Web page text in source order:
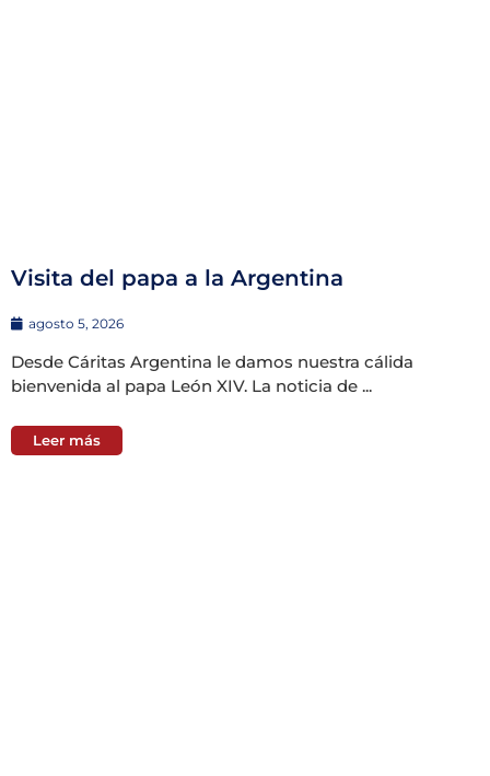
Visita del papa a la Argentina
agosto 5, 2026
Desde Cáritas Argentina le damos nuestra cálida
bienvenida al papa León XIV. La noticia de ...
Leer más